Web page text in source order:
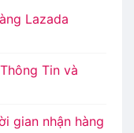
Lazada
Tin và
gian nhận hàng